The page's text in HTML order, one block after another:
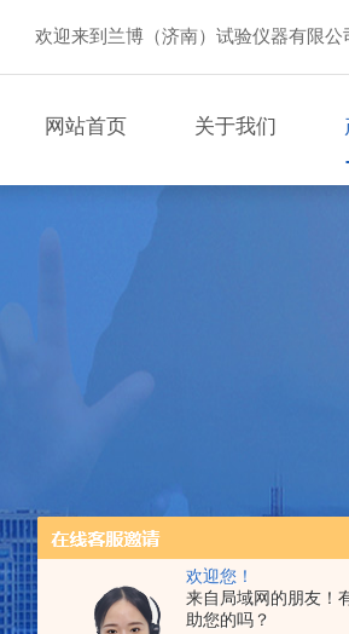
欢迎您！
来自局域网的朋友！
助您的吗？
欢迎来到兰博（济南）试验仪器有限公
网站首页 关于我们